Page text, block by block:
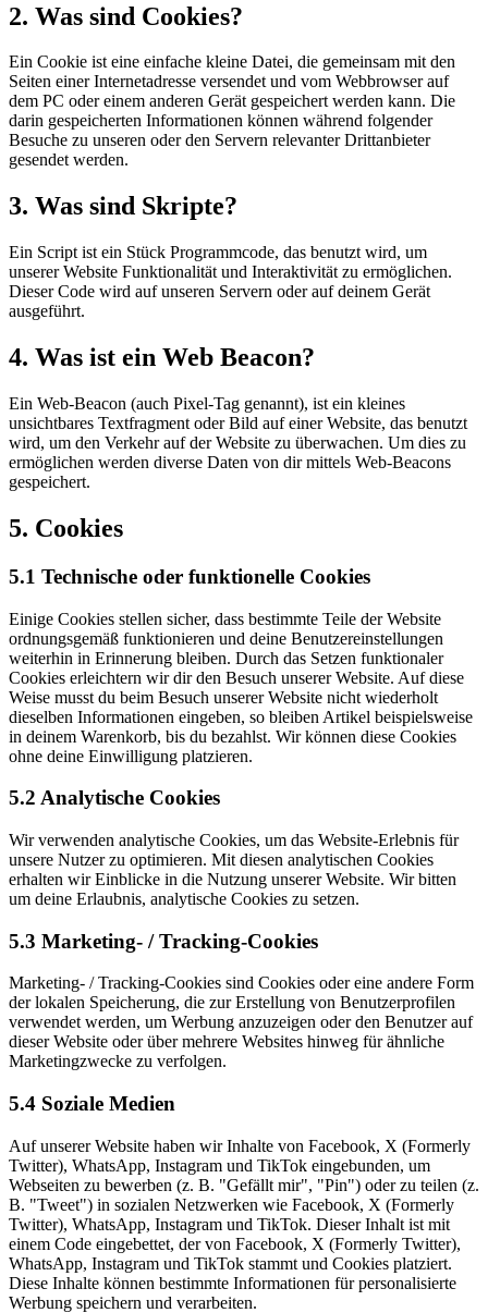
2. Was sind Cookies?
Ein Cookie ist eine einfache kleine Datei, die gemeinsam mit den
Seiten einer Internetadresse versendet und vom Webbrowser auf
dem PC oder einem anderen Gerät gespeichert werden kann. Die
darin gespeicherten Informationen können während folgender
Besuche zu unseren oder den Servern relevanter Drittanbieter
gesendet werden.
3. Was sind Skripte?
Ein Script ist ein Stück Programmcode, das benutzt wird, um
unserer Website Funktionalität und Interaktivität zu ermöglichen.
Dieser Code wird auf unseren Servern oder auf deinem Gerät
ausgeführt.
4. Was ist ein Web Beacon?
Ein Web-Beacon (auch Pixel-Tag genannt), ist ein kleines
unsichtbares Textfragment oder Bild auf einer Website, das benutzt
wird, um den Verkehr auf der Website zu überwachen. Um dies zu
ermöglichen werden diverse Daten von dir mittels Web-Beacons
gespeichert.
5. Cookies
5.1 Technische oder funktionelle Cookies
Einige Cookies stellen sicher, dass bestimmte Teile der Website
ordnungsgemäß funktionieren und deine Benutzereinstellungen
weiterhin in Erinnerung bleiben. Durch das Setzen funktionaler
Cookies erleichtern wir dir den Besuch unserer Website. Auf diese
Weise musst du beim Besuch unserer Website nicht wiederholt
dieselben Informationen eingeben, so bleiben Artikel beispielsweise
in deinem Warenkorb, bis du bezahlst. Wir können diese Cookies
ohne deine Einwilligung platzieren.
5.2 Analytische Cookies
Wir verwenden analytische Cookies, um das Website-Erlebnis für
unsere Nutzer zu optimieren. Mit diesen analytischen Cookies
erhalten wir Einblicke in die Nutzung unserer Website. Wir bitten
um deine Erlaubnis, analytische Cookies zu setzen.
5.3 Marketing- / Tracking-Cookies
Marketing- / Tracking-Cookies sind Cookies oder eine andere Form
der lokalen Speicherung, die zur Erstellung von Benutzerprofilen
verwendet werden, um Werbung anzuzeigen oder den Benutzer auf
dieser Website oder über mehrere Websites hinweg für ähnliche
Marketingzwecke zu verfolgen.
5.4 Soziale Medien
Auf unserer Website haben wir Inhalte von Facebook, X (Formerly
Twitter), WhatsApp, Instagram und TikTok eingebunden, um
Webseiten zu bewerben (z. B. "Gefällt mir", "Pin") oder zu teilen (z.
B. "Tweet") in sozialen Netzwerken wie Facebook, X (Formerly
Twitter), WhatsApp, Instagram und TikTok. Dieser Inhalt ist mit
einem Code eingebettet, der von Facebook, X (Formerly Twitter),
WhatsApp, Instagram und TikTok stammt und Cookies platziert.
Diese Inhalte können bestimmte Informationen für personalisierte
Werbung speichern und verarbeiten.